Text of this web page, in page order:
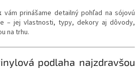
vám prinášame detailný pohľad na sójovú
– jej vlastnosti, typy, dekory aj dôvody,
na trhu.
podlaha najzdravšou